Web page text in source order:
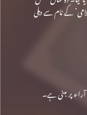
اسلامی’ کے نام سے دہلی
پر مبنی ہے۔